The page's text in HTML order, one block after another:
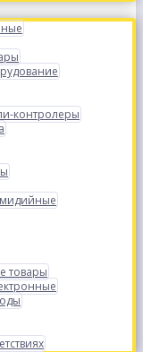
контролеры
товары